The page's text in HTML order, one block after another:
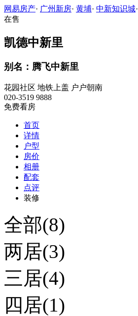
网易房产· 广州新房· 黄埔· 中新知识城·
在售
凯德中新里
别名：腾飞中新里
花园社区 地铁上盖 户户朝南
020-3519 9888
免费看房
首页
详情
户型
房价
相册
配套
点评
装修
全部(8)
两居(3)
三居(4)
四居(1)